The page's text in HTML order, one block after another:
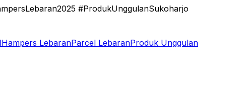
#ProdukUnggulanSukoharjo
Hampers LebaranParcel LebaranProduk Unggulan